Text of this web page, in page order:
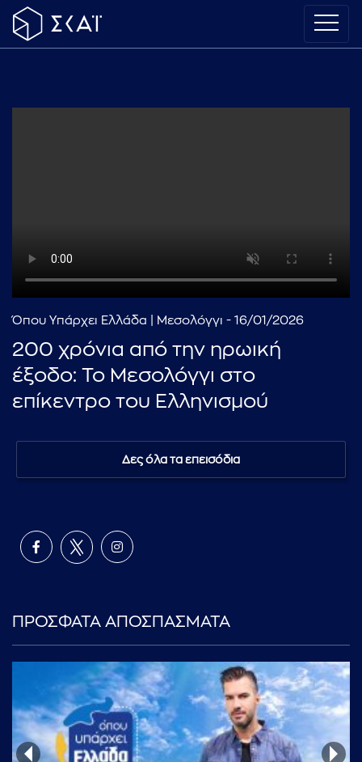
Όπου Υπάρχει Ελλάδα | Μεσολόγγι - 16/01/2026
200 χρόνια από την ηρωική
έξοδο: Το Μεσολόγγι στο
επίκεντρο του Ελληνισμού
Δες όλα τα επεισόδια
ΠΡΟΣΦΑΤΑ ΑΠΟΣΠΑΣΜΑΤΑ